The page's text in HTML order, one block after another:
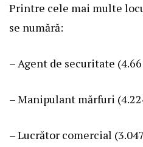
Printre cele mai multe
se numără:
– Agent de securitate
– Manipulant mărfuri
– Lucrător comercial